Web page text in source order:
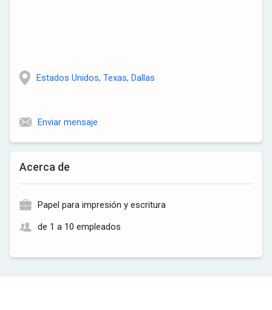
Acerca de
Papel para impresión y escritura
de 1 a 10 empleados
Estados Unidos, Texas, Dallas
Enviar mensaje